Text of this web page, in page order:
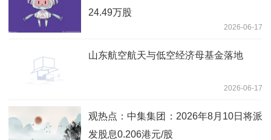
24.49万股
2026-06-17
山东航空航天与低空经济母基金落地
2026-06-17
观热点：中集集团：2026年8月10日将派
发股息0.206港元/股